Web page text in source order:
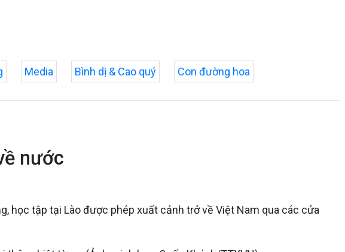
Media Bình dị & Cao quý Con đường hoa
nước
học tập tại Lào được phép xuất cảnh trở về Việt Nam qua các cửa